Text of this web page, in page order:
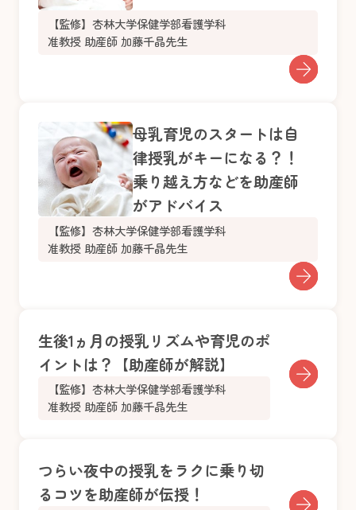
【監修】杏林大学保健学部看護学科
准教授 助産師 加藤千晶先生
母乳育児のスタートは自
律授乳がキーになる？！
乗り越え方などを助産師
がアドバイス
【監修】杏林大学保健学部看護学科
准教授 助産師 加藤千晶先生
生後1ヵ月の授乳リズムや育児のポ
イントは？【助産師が解説】
【監修】杏林大学保健学部看護学科
准教授 助産師 加藤千晶先生
つらい夜中の授乳をラクに乗り切
るコツを助産師が伝授！